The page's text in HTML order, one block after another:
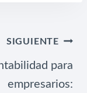
SIGUIENTE
para
empresarios: